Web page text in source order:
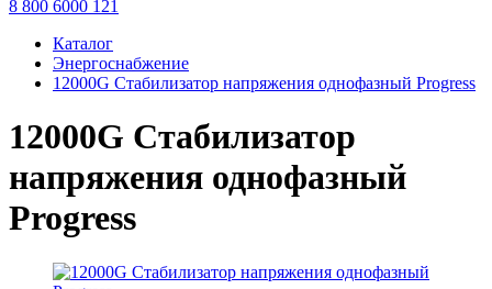
8 800 6000 121
Каталог
Энергоснабжение
12000G Стабилизатор напряжения однофазный Progress
12000G Стабилизатор
напряжения однофазный
Progress